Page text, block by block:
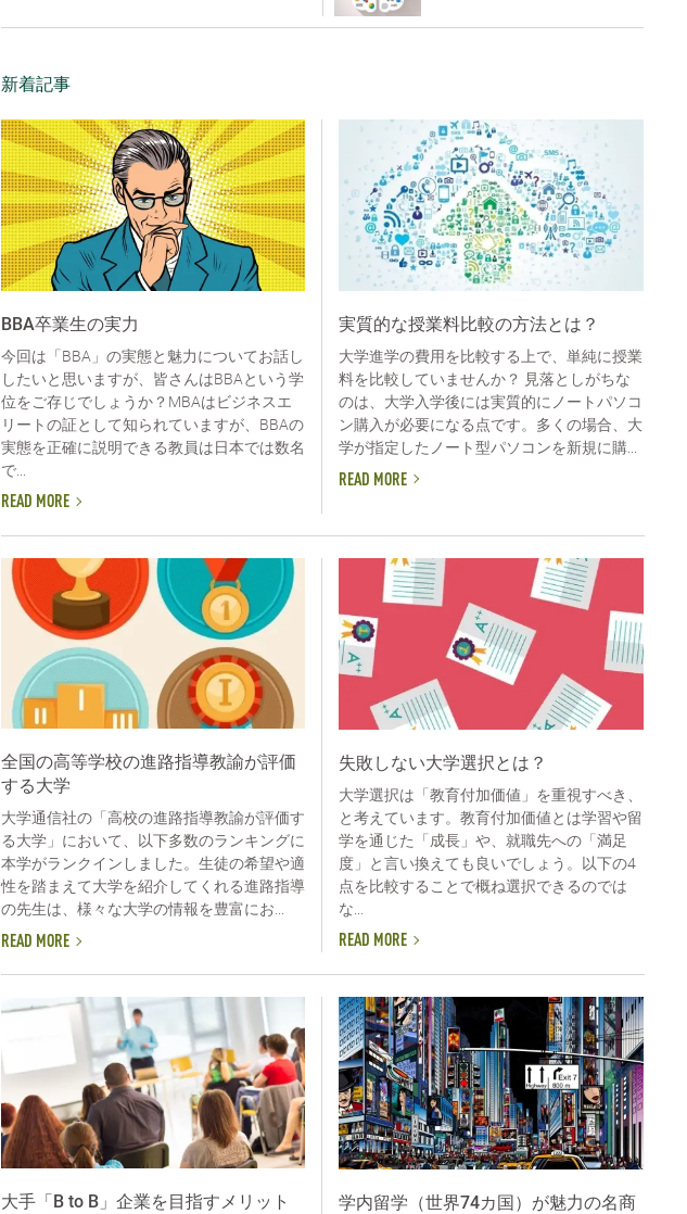
新着記事
BBA卒業生の実力
今回は「BBA」の実態と魅力についてお話し
したいと思いますが、皆さんはBBAという学
位をご存じでしょうか？MBAはビジネスエ
リートの証として知られていますが、BBAの
実態を正確に説明できる教員は日本では数名
で...
READ MORE
実質的な授業料比較の方法とは？
大学進学の費用を比較する上で、単純に授業
料を比較していませんか？ 見落としがちな
のは、大学入学後には実質的にノートパソコ
ン購入が必要になる点です。多くの場合、大
学が指定したノート型パソコンを新規に購...
READ MORE
全国の高等学校の進路指導教諭が評価
する大学
大学通信社の「高校の進路指導教諭が評価す
る大学」において、以下多数のランキングに
本学がランクインしました。生徒の希望や適
性を踏まえて大学を紹介してくれる進路指導
の先生は、様々な大学の情報を豊富にお...
READ MORE
失敗しない大学選択とは？
大学選択は「教育付加価値」を重視すべき、
と考えています。教育付加価値とは学習や留
学を通じた「成長」や、就職先への「満足
度」と言い換えても良いでしょう。以下の4
点を比較することで概ね選択できるのでは
な...
READ MORE
大手「B to B」企業を目指すメリット
学内留学（世界74カ国）が魅力の名商